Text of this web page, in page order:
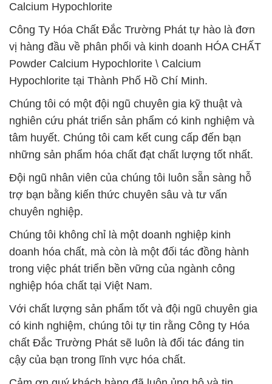
Calcium Hypochlorite
Công Ty Hóa Chất Đắc Trường Phát tự hào là đơn
vị hàng đầu về phân phối và kinh doanh HÓA CHẤT
Powder Calcium Hypochlorite \ Calcium
Hypochlorite tại Thành Phố Hồ Chí Minh.
Chúng tôi có một đội ngũ chuyên gia kỹ thuật và
nghiên cứu phát triển sản phẩm có kinh nghiệm và
tâm huyết. Chúng tôi cam kết cung cấp đến bạn
những sản phẩm hóa chất đạt chất lượng tốt nhất.
Đội ngũ nhân viên của chúng tôi luôn sẵn sàng hỗ
trợ bạn bằng kiến thức chuyên sâu và tư vấn
chuyên nghiệp.
Chúng tôi không chỉ là một doanh nghiệp kinh
doanh hóa chất, mà còn là một đối tác đồng hành
trong việc phát triển bền vững của ngành công
nghiệp hóa chất tại Việt Nam.
Với chất lượng sản phẩm tốt và đội ngũ chuyên gia
có kinh nghiệm, chúng tôi tự tin rằng Công ty Hóa
chất Đắc Trường Phát sẽ luôn là đối tác đáng tin
cậy của bạn trong lĩnh vực hóa chất.